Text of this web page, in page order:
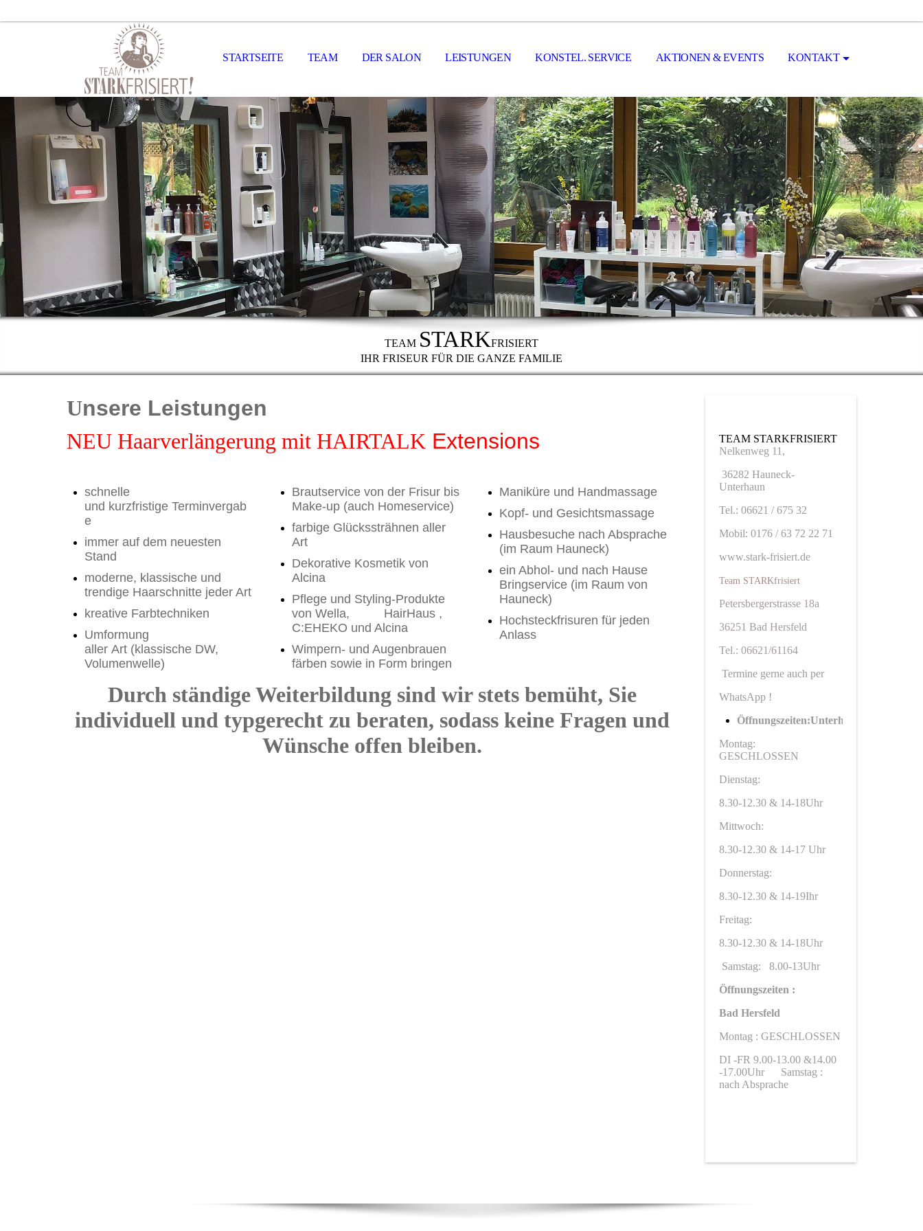
STARTSEITE TEAM DER SALON LEISTUNGEN KONSTEL. SERVICE AKTIONEN & EVENTS KONTAKT
TEAM STARKFRISIERT
IHR FRISEUR FÜR DIE GANZE FAMILIE
Unsere Leistungen
NEU Haarverlängerung mit HAIRTALK Extensions
schnelle
und kurzfristige Terminvergab
e
immer auf dem neuesten
Stand
moderne, klassische und
trendige Haarschnitte jeder Art
kreative Farbtechniken
Umformung
aller Art (klassische DW,
Volumenwelle)
Brautservice von der Frisur bis
Make-up (auch Homeservice)
farbige Glückssträhnen aller
Art
Dekorative Kosmetik von
Alcina
Pflege und Styling-Produkte
von Wella, HairHaus ,
C:EHEKO und Alcina
Wimpern- und Augenbrauen
färben sowie in Form bringen
Maniküre und Handmassage
Kopf- und Gesichtsmassage
Hausbesuche nach Absprache
(im Raum Hauneck)
ein Abhol- und nach Hause
Bringservice (im Raum von
Hauneck)
Hochsteckfrisuren für jeden
Anlass
Durch ständige Weiterbildung sind wir stets bemüht, Sie
individuell und typgerecht zu beraten, sodass keine Fragen und
Wünsche offen bleiben.
TEAM STARKFRISIERT
Nelkenweg 11,
36282 Hauneck-
Unterhaun
Tel.: 06621 / 675 32
Mobil: 0176 / 63 72 22 71
www.stark-frisiert.de
Team STARKfrisiert
Petersbergerstrasse 18a
36251 Bad Hersfeld
Tel.: 06621/61164
Termine gerne auch per
WhatsApp !
Öffnungszeiten:Unterhaun
Montag:
GESCHLOSSEN
Dienstag:
8.30-12.30 & 14-18Uhr
Mittwoch:
8.30-12.30 & 14-17 Uhr
Donnerstag:
8.30-12.30 & 14-19Ihr
Freitag:
8.30-12.30 & 14-18Uhr
Samstag: 8.00-13Uhr
Öffnungszeiten :
Bad Hersfeld
Montag : GESCHLOSSEN
DI -FR 9.00-13.00 &14.00
-17.00Uhr
Samstag :
nach Absprache